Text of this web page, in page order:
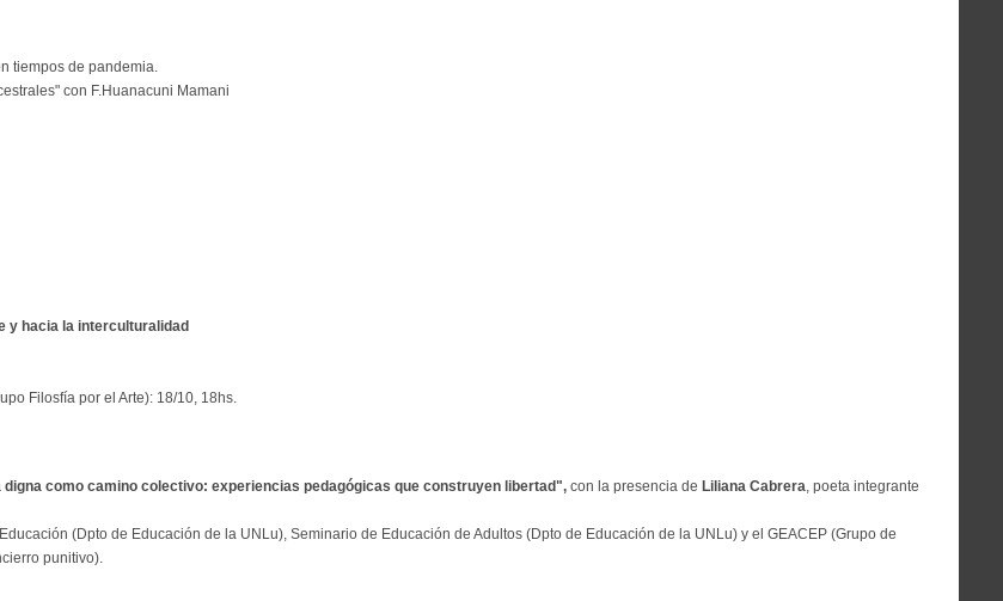
tiempos de pandemia.
con F.Huanacuni Mamani
y hacia la interculturalidad
Filosfía por el Arte): 18/10, 18hs.
digna como camino colectivo: experiencias pedagógicas que construyen libertad", con la presencia de Liliana Cabrera, poeta integrante
(Dpto de Educación de la UNLu), Seminario de Educación de Adultos (Dpto de Educación de la UNLu) y el GEACEP (Grupo de
punitivo).